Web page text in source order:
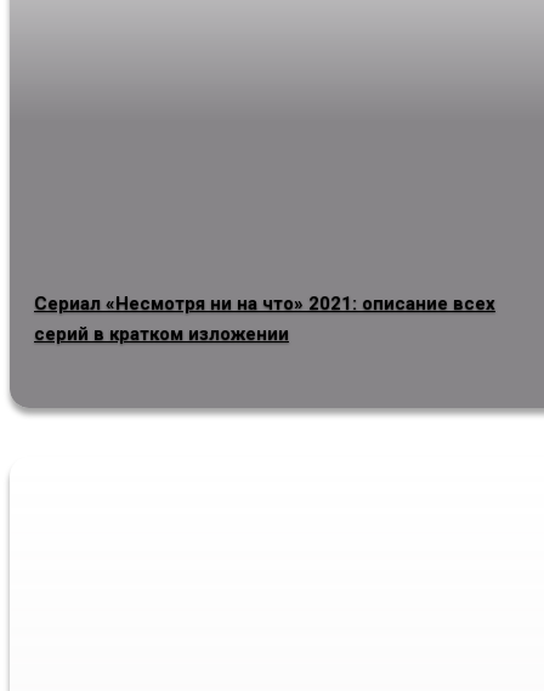
Сериал «Несмотря ни на что» 2021: описание всех
серий в кратком изложении